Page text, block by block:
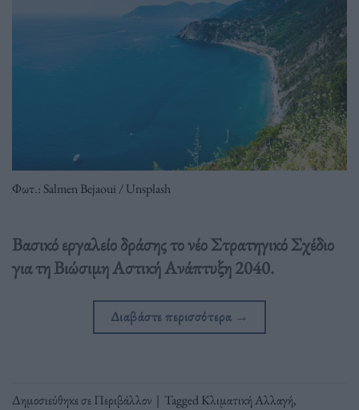
Φωτ.: Salmen Bejaoui / Unsplash
Βασικό εργαλείο δράσης το νέο Στρατηγικό Σχέδιο
για τη Βιώσιμη Αστική Ανάπτυξη 2040.
Διαβάστε περισσότερα →
Δημοσιεύθηκε σεΠεριβάλλον | TaggedΚλιματική Αλλαγή,